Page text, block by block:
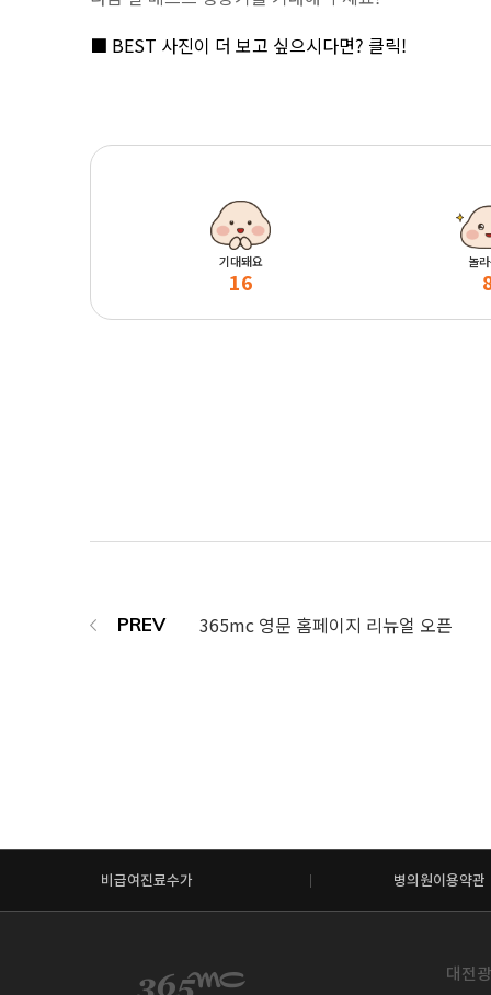
■ BEST 사진이 더 보고 싶으시다면? 클릭!
기대돼요
16
놀
365mc 영문 홈페이지 리뉴얼 오픈
비급여진료수가 병의원이용약관
대전